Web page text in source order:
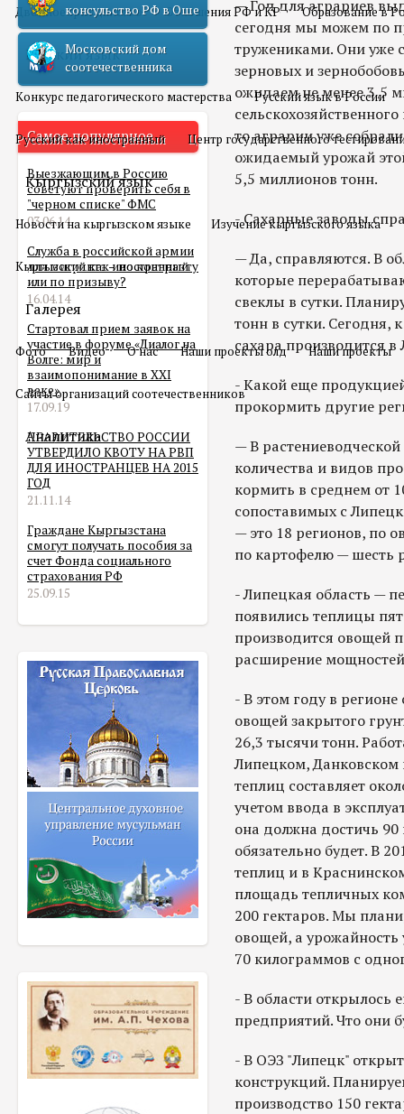
Двойное гражданство Отношения РФ и КР Образование в
Русский язык
Конкурс педагогического мастерства Русский язык в России
Русский как иностранный Центр государственного
Кыргызский язык
Новости на кыргызском языке Изучение кыргызского языка
Кыргызский как иностранный
Галерея
Фото Видео О нас Наши проекты олд Наши проекты
Сайты организаций соотечественников
Аналитика
консульство РФ в Оше
Московский дом
соотечественника
Самое популярное
Выезжающим в Россию
советуют проверить себя в
"черном списке" ФМС
03.06.14
Служба в российской армии
для мигранта – по контракту
или по призыву?
16.04.14
Стартовал прием заявок на
участие в форуме «Диалог на
Волге: мир и
взаимопонимание в XXI
веке»
17.09.19
ПРАВИТЕЛЬСТВО РОССИИ
УТВЕРДИЛО КВОТУ НА РВП
ДЛЯ ИНОСТРАНЦЕВ НА 2015
ГОД
21.11.14
Граждане Кыргызстана
смогут получать пособия за
счет Фонда социального
страхования РФ
25.09.15
— Год для аграриев
сегодня мы можем по
тружениками. Они уже
зерновых и
ожидаем не менее 3,5
то аграрии уже
ожидаемый урожай
5,5 миллионов тонн.
- Сахарные заводы
— Да, справляются. В
которые
свеклы в сутки.
тонн в сутки. Сегодня,
сахара производится
- Какой еще
прокормить другие
— В
количества и видов
кормить в среднем от
сопоставимых с
— это 18 регионов, по
по картофелю — шесть
- Липецкая область —
появились теплицы
производится овощей
расширение
- В этом году в
овощей закрытого
26,3 тысячи тонн.
Липецком,
теплиц составляет
учетом ввода в
она должна достичь
обязательно будет. В
теплиц и в
площадь тепличных
200 гектаров. Мы
овощей, а урожайность
70 килограммов с
- В области открылось
предприятий. Что они
- В ОЭЗ "Липецк"
конструкций.
производство 150